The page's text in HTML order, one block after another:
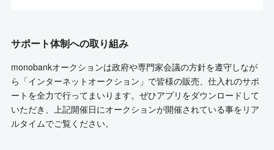
サポート体制への取り組み
monobankオークションは政府や専門家会議の方針を遵守しなが
ら「インターネットオークション」で皆様の販売、仕入れのサポ
ートを全力で行ってまいります。ぜひアプリをダウンロードして
いただき、上記開催日にオークションが開催されている事をリア
ルタイムでご覧ください。